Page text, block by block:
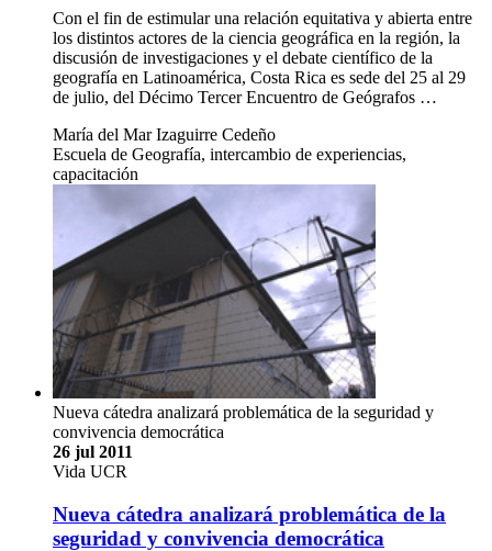
Con el fin de estimular una relación equitativa y abierta entre
los distintos actores de la ciencia geográfica en la región, la
discusión de investigaciones y el debate científico de la
geografía en Latinoamérica, Costa Rica es sede del 25 al 29
de julio, del Décimo Tercer Encuentro de Geógrafos …
María del Mar Izaguirre Cedeño
Escuela de Geografía, intercambio de experiencias,
capacitación
Nueva cátedra analizará problemática de la seguridad y
convivencia democrática
26 jul 2011
Vida UCR
Nueva cátedra analizará problemática de la
seguridad y convivencia democrática